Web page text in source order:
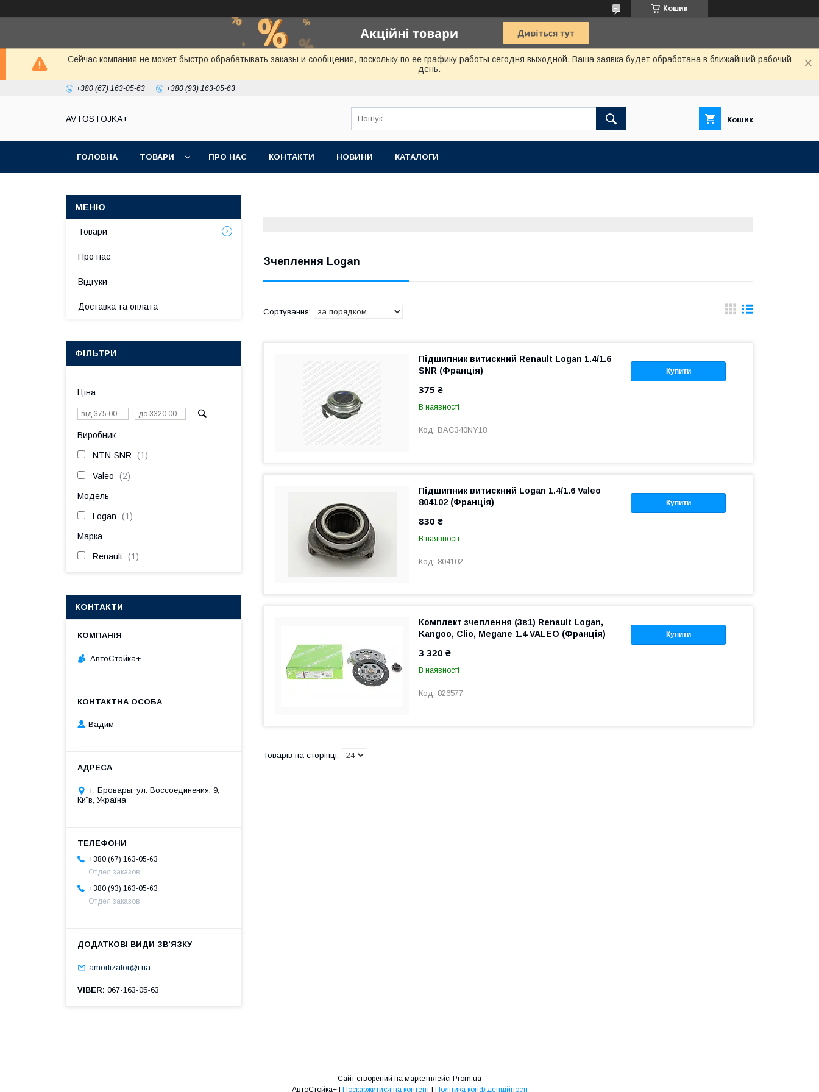
Кошик
Сейчас компания не может быстро обрабатывать заказы и сообщения, поскольку по ее графику работы сегодня выходной. Ваша заявка будет обработана в ближайший рабочий
день.
+380 (67) 163-05-63 +380 (93) 163-05-63
AVTOSTOJKA+ Кошик
ГОЛОВНА ТОВАРИ ПРО НАС КОНТАКТИ НОВИНИ КАТАЛОГИ
Зчеплення Logan
Купити
Підшипник витискний Renault Logan 1.4/1.6
SNR (Франція)
375 ₴
В наявності
BAC340NY18
Купити
Підшипник витискний Logan 1.4/1.6 Valeo
804102 (Франція)
830 ₴
В наявності
804102
Купити
Комплект зчеплення (3в1) Renault Logan,
Kangoo, Clio, Megane 1.4 VALEO (Франція)
3 320 ₴
В наявності
826577
Товари
Про нас
Відгуки
Доставка та оплата
ФІЛЬТРИ
Ціна
Виробник
NTN-SNR 1
Valeo 2
Модель
Logan 1
Марка
Renault 1
КОНТАКТИ
АвтоСтойка+
Вадим
г. Бровары, ул. Воссоединения, 9,
Київ, Україна
+380 (67) 163-05-63
Отдел заказов
+380 (93) 163-05-63
Отдел заказов
amortizator@i.ua
VIBER 067-163-05-63
Сайт створений на маркетплейсі Prom.ua
АвтоСтойка+ | Поскаржитися на контент | Політика конфіденційності